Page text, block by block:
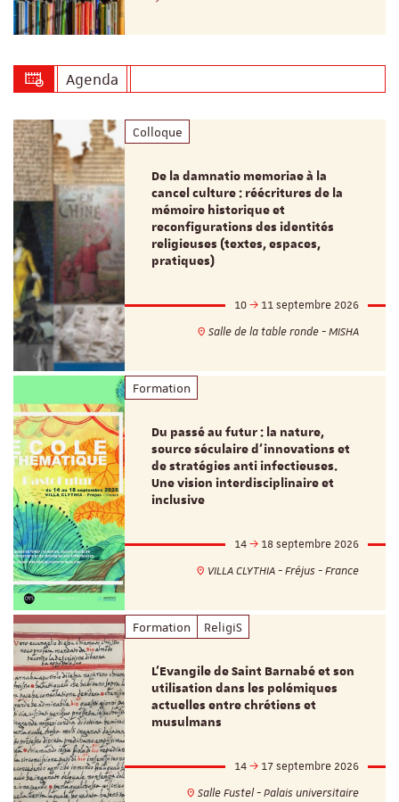
Agenda
Colloque
De la damnatio memoriae à la
cancel culture : réécritures de la
mémoire historique et
reconfigurations des identités
religieuses (textes, espaces,
pratiques)
10
11 septembre 2026
Salle de la table ronde - MISHA
Formation
Du passé au futur : la nature,
source séculaire d’innovations et
de stratégies anti infectieuses.
Une vision interdisciplinaire et
inclusive
14
18 septembre 2026
VILLA CLYTHIA - Fréjus - France
Formation ReligiS
L’Evangile de Saint Barnabé et son
utilisation dans les polémiques
actuelles entre chrétiens et
musulmans
14
17 septembre 2026
Salle Fustel - Palais universitaire